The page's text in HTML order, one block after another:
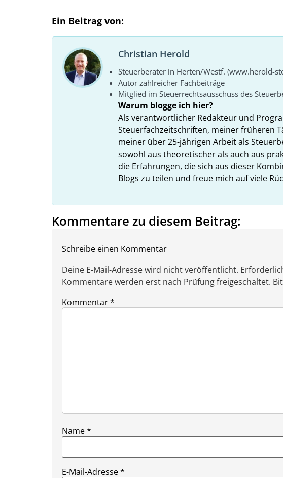
Ein Beitrag von:
Christian Herold
Steuerberater in Herten/Westf. (www.herold-
Autor zahlreicher Fachbeiträge
Mitglied im Steuerrechtsausschuss des
Warum blogge ich hier?
Als verantwortlicher Redakteur und
Steuerfachzeitschriften, meiner früheren
meiner über 25-jährigen Arbeit als
sowohl aus theoretischer als auch aus
die Erfahrungen, die sich aus dieser
Blogs zu teilen und freue mich auf viele
Kommentare zu diesem Beitrag:
Schreibe einen Kommentar
Deine E-Mail-Adresse wird nicht veröffentlicht.
Kommentare werden erst nach Prüfung freigeschaltet.
Kommentar*
Name*
E-Mail-Adresse*